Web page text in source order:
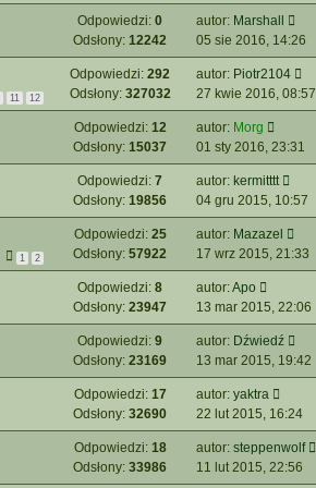
Odpowiedzi: 0
Odsłony: 12242
autor: Marshall
05 sie 2016, 14:26
11 12
Odpowiedzi: 292
Odsłony: 327032
autor: Piotr2104
27 kwie 2016, 08:57
Odpowiedzi: 12
Odsłony: 15037
autor: Morg
01 sty 2016, 23:31
Odpowiedzi: 7
Odsłony: 19856
autor: kermitttt
04 gru 2015, 10:57
1 2
Odpowiedzi: 25
Odsłony: 57922
autor: Mazazel
17 wrz 2015, 21:33
Odpowiedzi: 8
Odsłony: 23947
autor:Apo
13 mar 2015, 22:06
Odpowiedzi: 9
Odsłony: 23169
autor: Dźwiedź
13 mar 2015, 19:42
Odpowiedzi: 17
Odsłony: 32690
autor: yaktra
22 lut 2015, 16:24
Odpowiedzi: 18
Odsłony: 33986
autor: steppenwolf
11 lut 2015, 22:56